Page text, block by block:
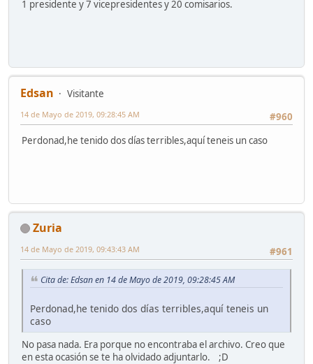
1 presidente y 7 vicepresidentes y 20 comisarios.
Edsan
Visitante
#960
14 de Mayo de 2019, 09:28:45 AM
Perdonad,he tenido dos días terribles,aquí teneis un caso
Zuria
#961
14 de Mayo de 2019, 09:43:43 AM
Cita de: Edsan en 14 de Mayo de 2019, 09:28:45 AM
Perdonad,he tenido dos días terribles,aquí teneis un
caso
No pasa nada. Era porque no encontraba el archivo. Creo que
en esta ocasión se te ha olvidado adjuntarlo. ;D